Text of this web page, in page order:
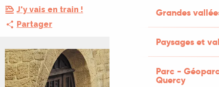
Grandes
Paysages et
Parc -
Quercy
J'y vais en train !
Partager